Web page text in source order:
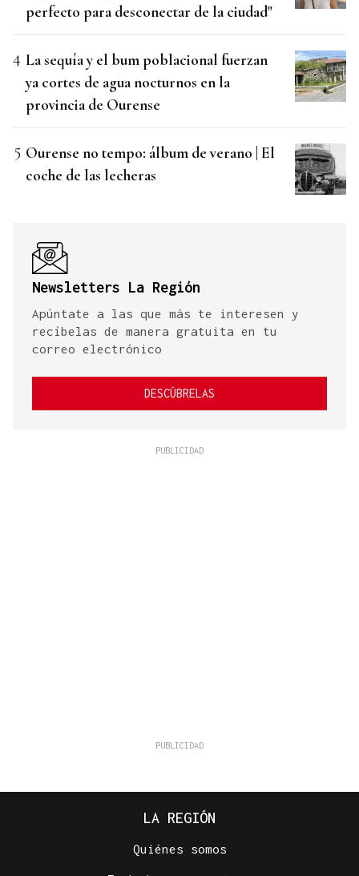
perfecto para desconectar de la ciudad"
La sequía y el bum poblacional fuerzan
ya cortes de agua nocturnos en la
provincia de Ourense
Ourense no tempo: álbum de verano | El
coche de las lecheras
Newsletters La Región
Apúntate a las que más te interesen y
recíbelas de manera gratuita en tu
correo electrónico
DESCÚBRELAS
LA REGIÓN
Quiénes somos